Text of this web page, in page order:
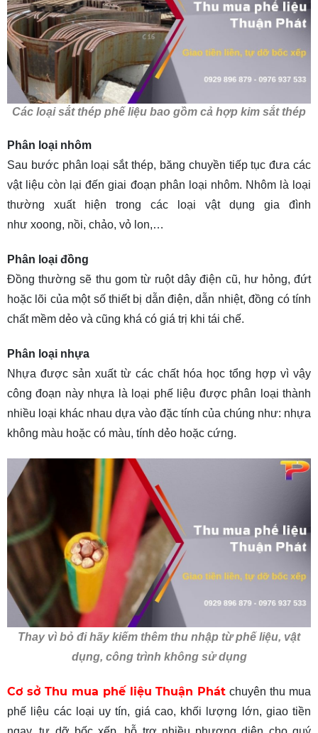
Các loại sắt thép phế liệu bao gồm cả hợp kim sắt thép
Phân loại nhôm
Sau bước phân loại sắt thép, băng chuyền tiếp tục đưa các
vật liệu còn lại đến giai đoạn phân loại nhôm. Nhôm là loại
thường xuất hiện trong các loại vật dụng gia đình
như xoong, nồi, chảo, vỏ lon,…
Phân loại đồng
Đồng thường sẽ thu gom từ ruột dây điện cũ, hư hỏng, đứt
hoặc lõi của một số thiết bị dẫn điện, dẫn nhiệt, đồng có tính
chất mềm dẻo và cũng khá có giá trị khi tái chế.
Phân loại nhựa
Nhựa được sản xuất từ các chất hóa học tổng hợp vì vậy
công đoạn này nhựa là loại phế liệu được phân loại thành
nhiều loại khác nhau dựa vào đặc tính của chúng như: nhựa
không màu hoặc có màu, tính dẻo hoặc cứng.
Thay vì bỏ đi hãy kiếm thêm thu nhập từ phế liệu, vật
dụng, công trình không sử dụng
Cơ sở Thu mua phế liệu Thuận Phát chuyên thu mua
phế liệu các loại uy tín, giá cao, khối lượng lớn, giao tiền